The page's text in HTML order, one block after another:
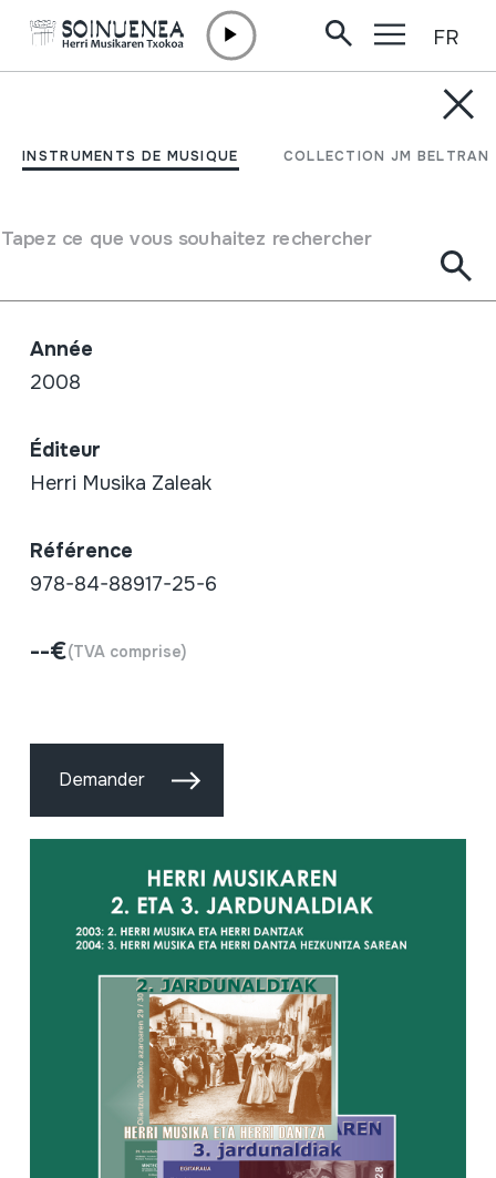
INSTRUMENTS DE MUSIQUE COLLECTION JM BELTRAN
Tapez ce que vous souhaitez rechercher
FR
HERRI MUSIKAREN 2.
Auteur / Interpréte
Année
2008
Éditeur
Herri Musika Zaleak
Référence
978-84-88917-25-6
--€(TVA comprise)
Demander